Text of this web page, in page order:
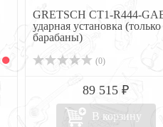
GRETSCH CT1-R444-
ударная установка (только
барабаны)
(0)
89 515 ₽
В корзину